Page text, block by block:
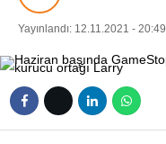
Yayınlandı: 12.11.2021 - 20:49